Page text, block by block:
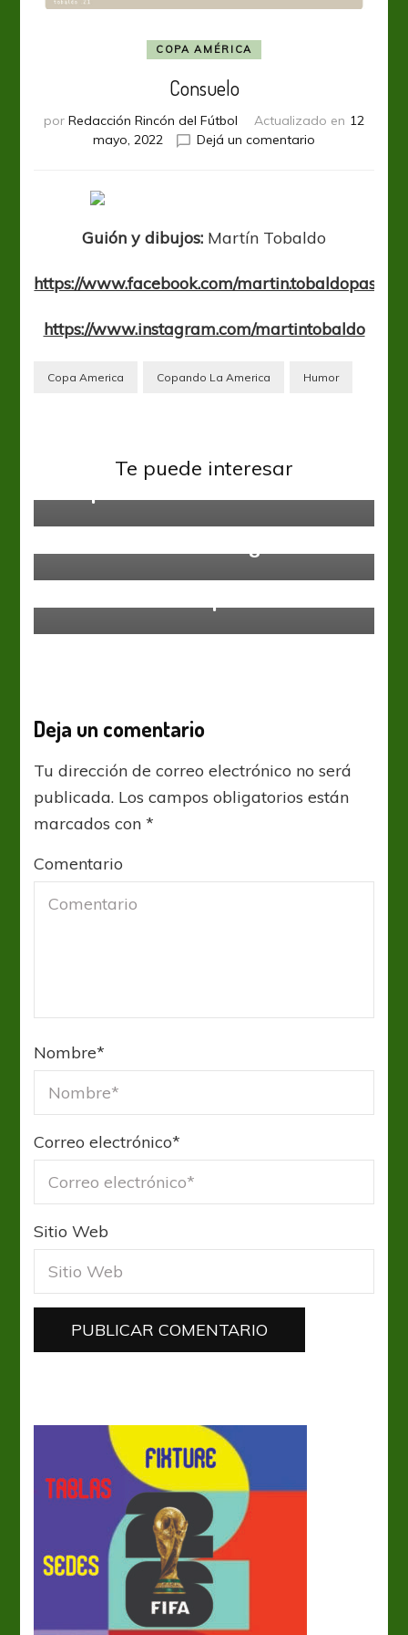
COPA AMÉRICA
Consuelo
por Redacción Rincón del Fútbol Actualizado en 12
mayo, 2022
Dejá un comentario
Guión y dibujos: Martín Tobaldo
https://www.facebook.com/martin.tobaldopastore
https://www.instagram.com/martintobaldo
Copa America Copando La America Humor
Te puede interesar
Conmebol debate la realización de
la Copa América en Colombia
Deja un comentario
Tu dirección de correo electrónico no será
publicada. Los campos obligatorios están
marcados con*
Comentario
Nombre*
Correo electrónico*
Sitio Web